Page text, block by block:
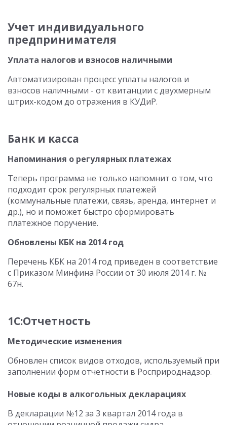
Учет индивидуального
предпринимателя
Уплата налогов и взносов наличными
Автоматизирован процесс уплаты налогов и
взносов наличными - от квитанции с двухмерным
штрих-кодом до отражения в КУДиР.
Банк и касса
Напоминания о регулярных платежах
Теперь программа не только напомнит о том, что
подходит срок регулярных платежей
(коммунальные платежи, связь, аренда, интернет и
др.), но и поможет быстро сформировать
платежное поручение.
Обновлены КБК на 2014 год
Перечень КБК на 2014 год приведен в соответствие
с Приказом Минфина России от 30 июля 2014 г. №
67н.
1С:Отчетность
Методические изменения
Обновлен список видов отходов, используемый при
заполнении форм отчетности в Росприроднадзор.
Новые коды в алкогольных декларациях
В декларации №12 за 3 квартал 2014 года в